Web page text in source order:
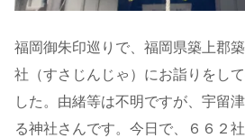
福岡御朱印巡りで、福岡県築上郡
社（すさじんじゃ）にお詣りをし
した。由緒等は不明ですが、宇留
る神社さんです。今日で、６６２社